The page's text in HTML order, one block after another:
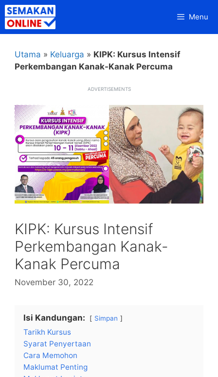
Skip
to
content
Menu
Utama » Keluarga » KIPK: Kursus Intensif
Perkembangan Kanak-Kanak Percuma
ADVERTISEMENTS
KIPK: Kursus Intensif
Perkembangan Kanak-
Kanak Percuma
November 30, 2022
Isi Kandungan: Simpan
Tarikh Kursus
Syarat Penyertaan
Cara Memohon
Maklumat Penting